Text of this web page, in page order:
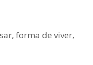
,forma de viver,